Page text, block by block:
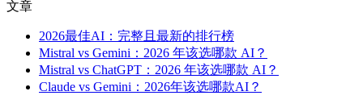
文章
2026最佳AI：完整且最新的排行榜
Mistral vs Gemini：2026 年该选哪款 AI？
Mistral vs ChatGPT：2026 年该选哪款 AI？
Claude vs Gemini：2026年该选哪款AI？